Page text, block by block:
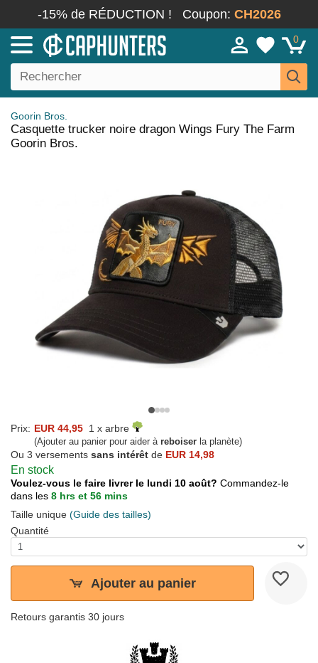
-15% de RÉDUCTION ! Coupon: CH2026
0
Goorin Bros.
Casquette trucker noire dragon Wings Fury The Farm
Goorin Bros.
Prix: EUR 44,95 1 x arbre
(Ajouter au panier pour aider à reboiser la planète)
Ou 3 versements sans intérêt de EUR 14,98
En stock
Voulez-vous le faire livrer le lundi 10 août? Commandez-le
dans les 8 hrs et 56 mins
Taille unique (Guide des tailles)
Quantité
Ajouter au panier
Retours garantis 30 jours